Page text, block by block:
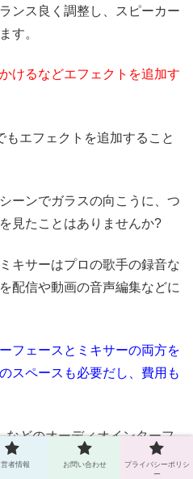
ンス良く調整し、スピーカー
す。
けるなどエフェクトを追加す
エフェクトを追加すること
ーンでガラスの向こうに、つ
見たことはありませんか?
キサーはプロの歌手の録音な
配信や動画の音声編集などに
フェースとミキサーの両方を
スペースも必要だし、費用も
などのオーディオインターフ
することをおすすめします。
者情報 お問い合わせ
プライバシーポリシ
ー